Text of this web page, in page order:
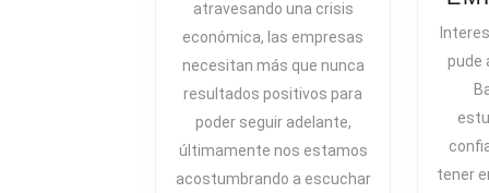
LA
CONFIANZA
EN
LAS
PERSONAS
atravesando una crisis
económica, las empresas
necesitan más que nunca
resultados positivos para
poder seguir adelante,
últimamente nos estamos
acostumbrando a escuchar
pude
tener